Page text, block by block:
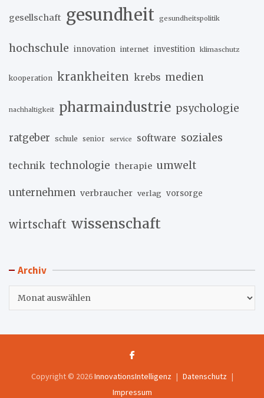
gesellschaft gesundheit gesundheitspolitik
hochschule innovation internet investition klimaschutz
kooperation krankheiten krebs medien
nachhaltigkeit pharmaindustrie psychologie
ratgeber schule senior service software soziales
technik technologie therapie umwelt
unternehmen verbraucher verlag vorsorge
wirtschaft wissenschaft
Archiv
Copyright © 2026InnovationsIntelligenz
Datenschutz
Impressum